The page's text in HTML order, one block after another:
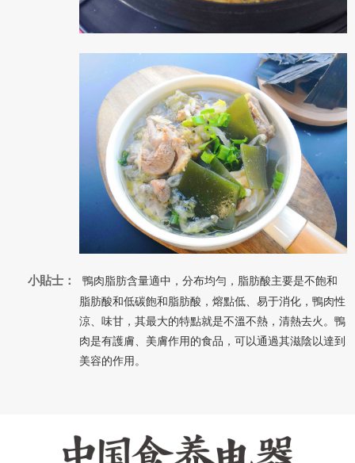
小貼士：
鴨肉脂肪含量適中，分布均勻，脂肪酸主要是不飽和
脂肪酸和低碳飽和脂肪酸，熔點低、易于消化，鴨肉性
涼、味甘，其最大的特點就是不溫不熱，清熱去火。鴨
肉是有護膚、美膚作用的食品，可以通過其滋陰以達到
美容的作用。